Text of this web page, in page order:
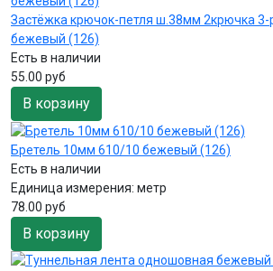
Застёжка крючок-петля ш.38мм 2крючка 3-
бежевый (126)
Есть в наличии
55.00 руб
В корзину
Бретель 10мм 610/10 бежевый (126)
Есть в наличии
Единица измерения: метр
78.00 руб
В корзину